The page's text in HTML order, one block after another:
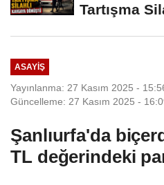
Tartışma
ASAYIŞ
Yayınlanma: 27 Kasım 2025 -
Güncelleme: 27 Kasım 2025 -
Şanlıurfa'da
TL değerindeki